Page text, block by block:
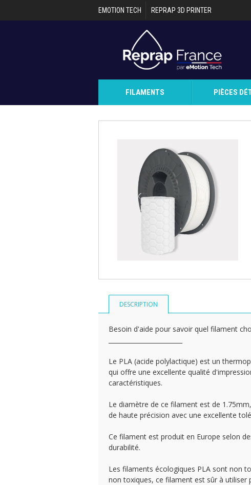
EMOTION TECH REPRAP 3D PRINTER
FILAMENTS PIÈCES
DESCRIPTION
Besoin d'aide pour savoir quel filament
Le PLA (acide polylactique) est un
qui offre une excellente qualité
caractéristiques.
Le diamètre de ce filament est de
de haute précision avec une excellente
Ce filament est produit en Europe selon
durabilité.
Les filaments écologiques PLA sont non
non toxiques, ce filament est sûr à utiliser